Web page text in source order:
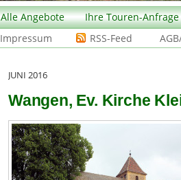
Alle Angebote Ihre Touren-Anfrage
Impressum RSS-Feed
JUNI 2016
Wangen, Ev. Kirche